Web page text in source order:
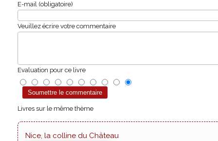
E-mail (obligatoire)
Veuillez écrire votre commentaire
Evaluation pour ce livre
Livres sur le même thème
Nice, la colline du Château